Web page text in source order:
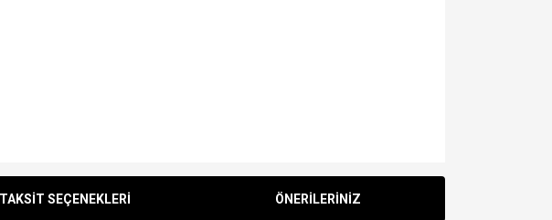
TAKSİT SEÇENEKLERİ ÖNERİLERİNİZ